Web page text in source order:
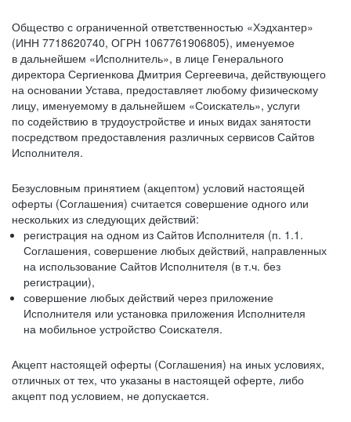
Общество с ограниченной ответственностью «Хэдхантер»
(ИНН 7718620740, ОГРН 1067761906805), именуемое
в дальнейшем «Исполнитель», в лице Генерального
директора Сергиенкова Дмитрия Сергеевича, действующего
на основании Устава, предоставляет любому физическому
лицу, именуемому в дальнейшем «Соискатель», услуги
по содействию в трудоустройстве и иных видах занятости
посредством предоставления различных сервисов Сайтов
Исполнителя.
Безусловным принятием (акцептом) условий настоящей
оферты (Соглашения) считается совершение одного или
нескольких из следующих действий:
регистрация на одном из Сайтов Исполнителя (п. 1.1.
Соглашения, совершение любых действий, направленных
на использование Сайтов Исполнителя (в т.ч. без
регистрации),
совершение любых действий через приложение
Исполнителя или установка приложения Исполнителя
на мобильное устройство Соискателя.
Акцепт настоящей оферты (Соглашения) на иных условиях,
отличных от тех, что указаны в настоящей оферте, либо
акцепт под условием, не допускается.